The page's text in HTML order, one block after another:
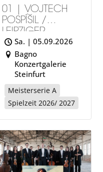
01 | VOJTÉCH
POSPÍŠIL /
LEIPZIGER
SYMPHONIEORC
HESTER
Sa. | 05.09.2026
Bagno
Konzertgalerie
Steinfurt
Meisterserie A
Spielzeit 2026/ 2027